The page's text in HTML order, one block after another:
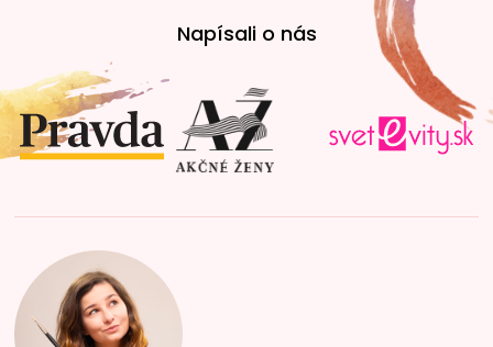
t
i
e
Napísali o nás